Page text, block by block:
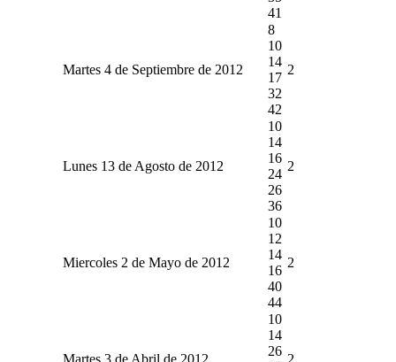
41
Martes 4 de Septiembre de 2012
8
10
14
17
32
42
2
Lunes 13 de Agosto de 2012
10
14
16
24
26
36
2
Miercoles 2 de Mayo de 2012
10
12
14
16
40
44
2
Martes 3 de Abril de 2012
10
14
26
2